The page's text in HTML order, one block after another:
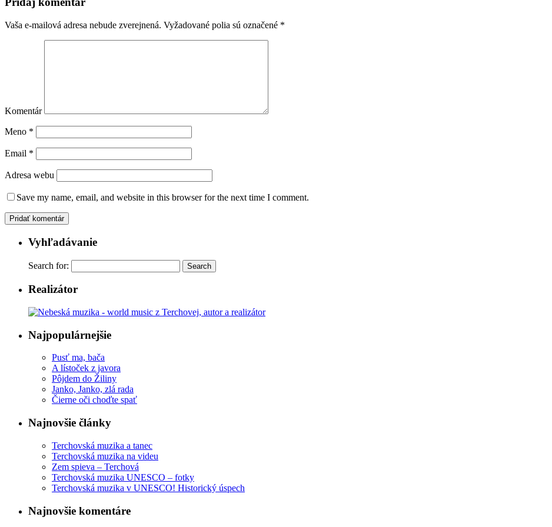
Vaša e-mailová adresa nebude zverejnená. Vyžadované polia sú označené *
Komentár
Meno *
Email *
Adresa webu
Save my name, email, and website in this browser for the next time I comment.
Vyhľadávanie
Search for:
Realizátor
Najpopulárnejšie
Pusť ma, bača
A lístoček z javora
Pôjdem do Žiliny
Janko, Janko, zlá rada
Čierne oči choďte spať
Najnovšie články
Terchovská muzika a tanec
Terchovská muzika na videu
Zem spieva – Terchová
Terchovská muzika UNESCO – fotky
Terchovská muzika v UNESCO! Historický úspech
Najnovšie komentáre